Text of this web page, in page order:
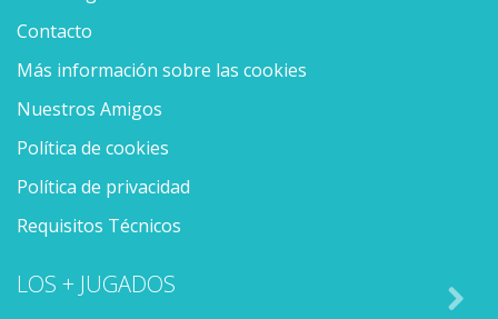
Contacto
Más información sobre las cookies
Nuestros Amigos
Política de cookies
Política de privacidad
Requisitos Técnicos
LOS + JUGADOS
